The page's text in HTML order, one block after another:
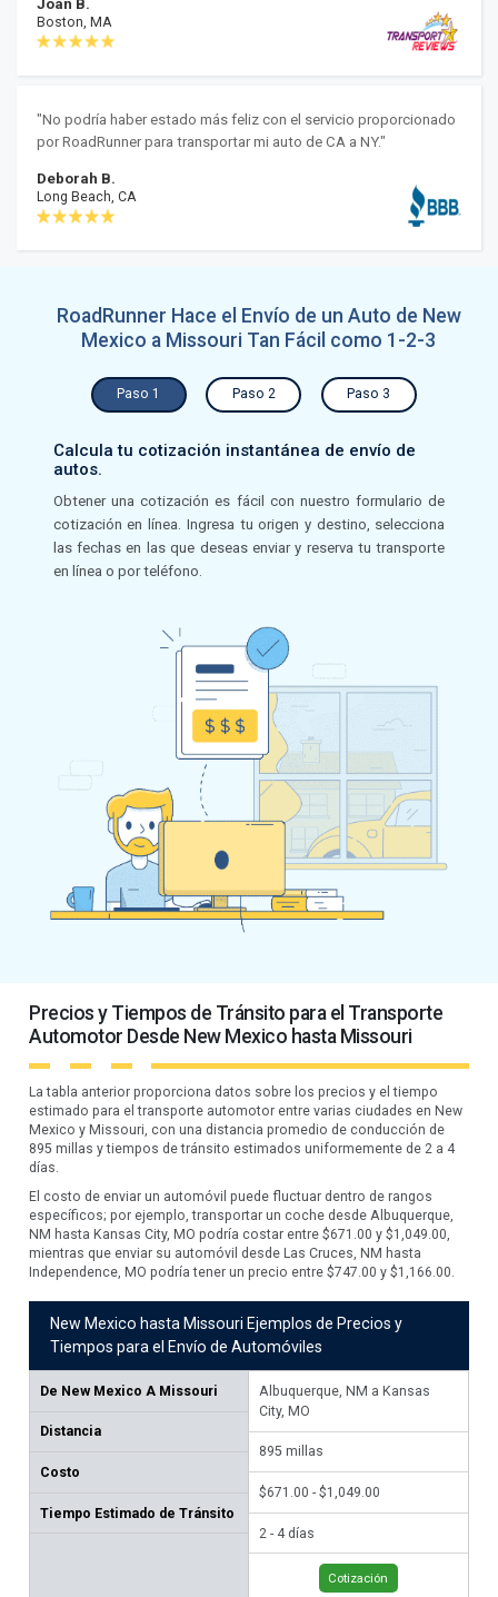
Joan B.
Boston, MA
"No podría haber estado más feliz con el servicio proporcionado
por RoadRunner para transportar mi auto de CA a NY."
Deborah B.
Long Beach, CA
RoadRunner Hace el Envío de un Auto de New
Mexico a Missouri Tan Fácil como 1-2-3
Paso 1 Paso 2 Paso 3
Calcula tu cotización instantánea de envío de
autos.
Obtener una cotización es fácil con nuestro formulario de
cotización en línea. Ingresa tu origen y destino, selecciona
las fechas en las que deseas enviar y reserva tu transporte
en línea o por teléfono.
Precios y Tiempos de Tránsito para el Transporte
Automotor Desde New Mexico hasta Missouri
La tabla anterior proporciona datos sobre los precios y el tiempo
estimado para el transporte automotor entre varias ciudades en New
Mexico y Missouri, con una distancia promedio de conducción de
895 millas y tiempos de tránsito estimados uniformemente de 2 a 4
días.
El costo de enviar un automóvil puede fluctuar dentro de rangos
específicos; por ejemplo, transportar un coche desde Albuquerque,
NM hasta Kansas City, MO podría costar entre $671.00 y $1,049.00,
mientras que enviar su automóvil desde Las Cruces, NM hasta
Independence, MO podría tener un precio entre $747.00 y $1,166.00.
New Mexico hasta Missouri Ejemplos de Precios y
Tiempos para el Envío de Automóviles
De New Mexico A Missouri
Distancia
Costo
Tiempo Estimado de Tránsito
Albuquerque, NM a Kansas
City, MO
895 millas
$671.00 - $1,049.00
2 - 4 días
Cotización